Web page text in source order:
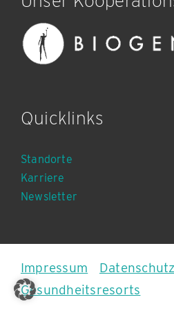
Quicklinks
Standorte
Karriere
Newsletter
Impressum Datenschutz
Gesundheitsresorts